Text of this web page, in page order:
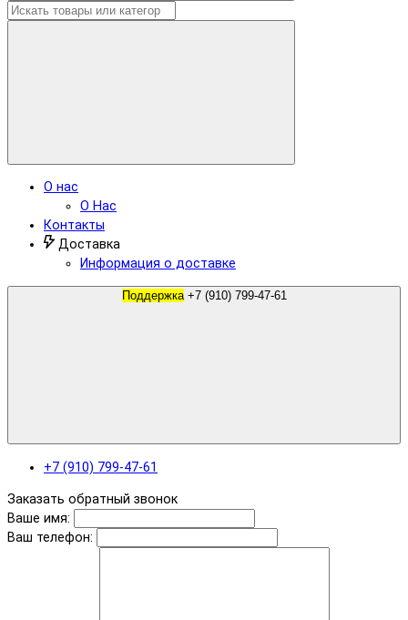
О нас
О Нас
Контакты
Доставка
Информация о доставке
Поддержка +7 (910) 799-47-61
+7 (910) 799-47-61
Заказать обратный звонок
Ваше имя:
Ваш телефон: